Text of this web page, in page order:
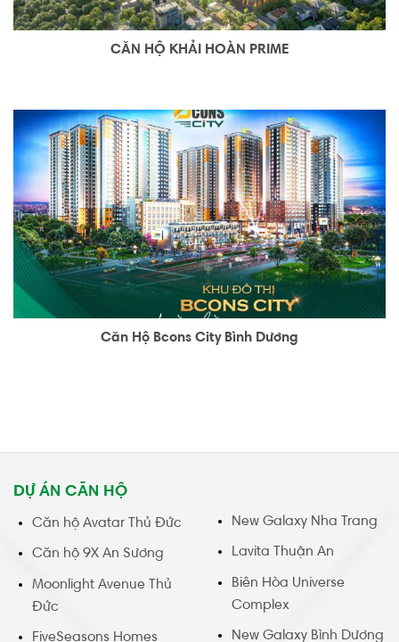
CĂN HỘ KHẢI HOÀN PRIME
Căn Hộ Bcons City Bình Dương
DỰ ÁN CĂN HỘ
Căn hộ Avatar Thủ Đức
Căn hộ 9X An Sương
Moonlight Avenue Thủ
Đức
FiveSeasons Homes
New Galaxy Nha Trang
Lavita Thuận An
Biên Hòa Universe
Complex
New Galaxy Bình Dương